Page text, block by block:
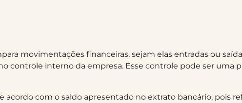
movimentações financeiras, sejam elas entradas ou
controle interno da empresa. Esse controle pode ser uma
acordo com o saldo apresentado no extrato bancário, pois